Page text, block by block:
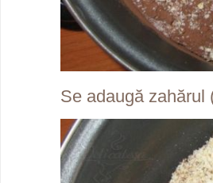
Se adaugă zahărul